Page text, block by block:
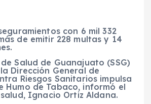
con 6 mil 332
de emitir 228 multas y 14
Salud de Guanajuato (SSG)
Dirección General de
Riesgos Sanitarios impulsa
Humo de Tabaco, informó el
Ignacio Ortiz Aldana.